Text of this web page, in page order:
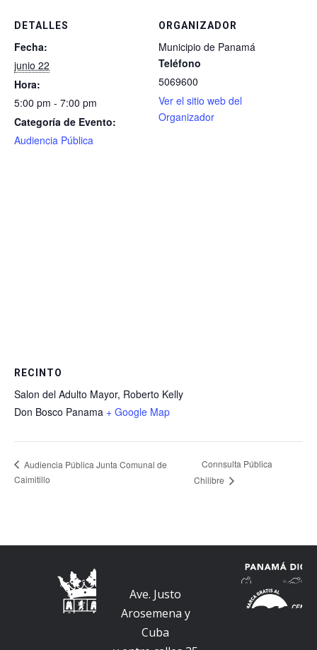
DETALLES
Fecha:
junio 22
Hora:
5:00 pm - 7:00 pm
Categoría de Evento:
Audiencia Pública
ORGANIZADOR
Municipio de Panamá
Teléfono
5069600
Ver el sitio web del
Organizador
RECINTO
Salon del Adulto Mayor, Roberto Kelly
Don Bosco Panama + Google Map
Audiencia Pública Junta Comunal de
Caimitillo
Connsulta Pública
Chilibre
Ave. Justo
Arosemena y
Cuba